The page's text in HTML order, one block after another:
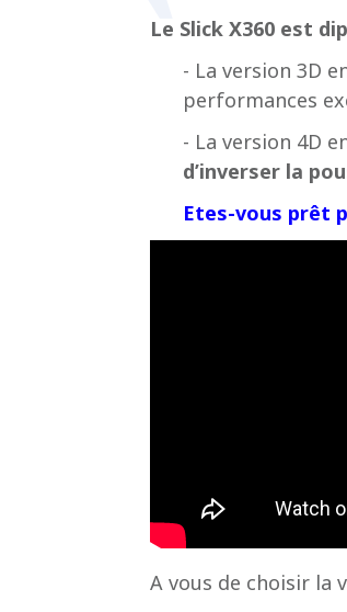
Le Slick X360 est
- La version 3D
performances
- La version 4D
d’inverser la
Etes-vous prêt
A vous de choisir la